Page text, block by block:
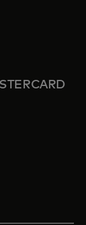
a new tab